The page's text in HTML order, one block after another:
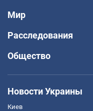
Мир
Расследования
Общество
Новости Украины
Киев